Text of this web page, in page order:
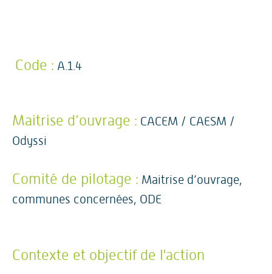
Code : A.1.4
Maitrise d’ouvrage : CACEM / CAESM /
Odyssi
Comité de pilotage : Maitrise d’ouvrage,
communes concernées, ODE
Contexte et objectif de l'action